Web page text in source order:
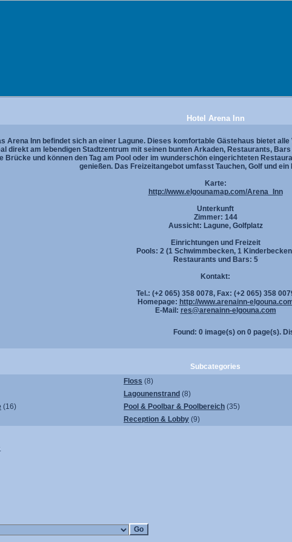
Hotel Arena Inn
Arena Inn befindet sich an einer Lagune. Dieses komfortable Gästehaus bietet
direkt am lebendigen Stadtzentrum mit seinen bunten Arkaden, Restaurants,
Brücke und können den Tag am Pool oder im wunderschön eingerichteten
genießen. Das Freizeitangebot umfasst Tauchen, Golf und
Karte:
http://www.elgounamap.com/Arena_Inn
Unterkunft
Zimmer: 144
Aussicht: Lagune, Golfplatz
Einrichtungen und Freizeit
Pools: 2 (1 Schwimmbecken, 1
Restaurants und Bars: 5
Kontakt:
Tel.: (+2 065) 358 0078, Fax: (+2 065) 358
Homepage: http://www.arenainn-
E-Mail: res@arenainn-elgouna.com
Found: 0 image(s) on 0 page(s).
Subcategories
(16)
Floss (8)
Lagounenstrand (8)
Pool & Poolbar & Poolbereich (35)
Reception & Lobby (9)